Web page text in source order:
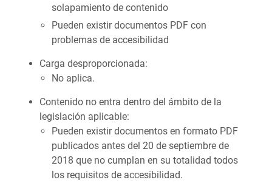
solapamiento de contenido
Pueden existir documentos PDF con
problemas de accesibilidad
Carga desproporcionada:
No aplica.
Contenido no entra dentro del ámbito de la
legislación aplicable:
Pueden existir documentos en formato PDF
publicados antes del 20 de septiembre de
2018 que no cumplan en su totalidad todos
los requisitos de accesibilidad.